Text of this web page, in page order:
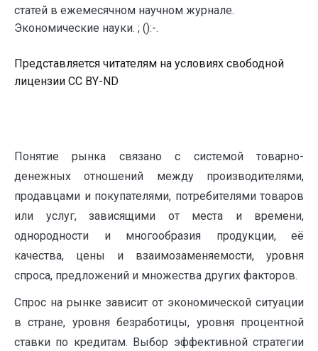
статей в ежемесячном научном журнале.
Экономические науки. ; ():-.
Представляется читателям на условиях свободной
лицензии CC BY-ND
Понятие рынка связано с системой товарно-
денежных отношений между производителями,
продавцами и покупателями, потребителями товаров
или услуг, зависящими от места и времени,
однородности и многообразия продукции, её
качества, цены и взаимозаменяемости, уровня
спроса, предложений и множества других факторов.
Спрос на рынке зависит от экономической ситуации
в стране, уровня безработицы, уровня процентной
ставки по кредитам. Выбор эффективной стратегии